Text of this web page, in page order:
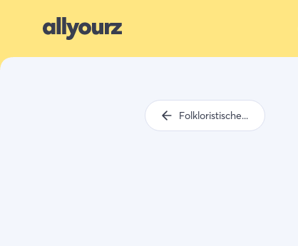
Folkloristische dag Middelburg